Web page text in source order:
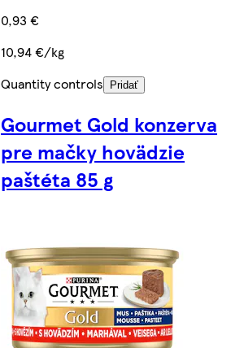
0,93 €
10,94 €/kg
Quantity controls
Pridať
Gourmet Gold konzerva
pre mačky hovädzie
paštéta 85 g